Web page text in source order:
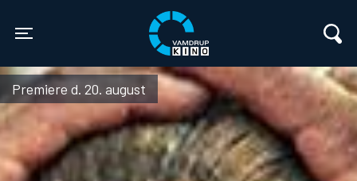
Vamdrup Kino
Premiere d. 20. august